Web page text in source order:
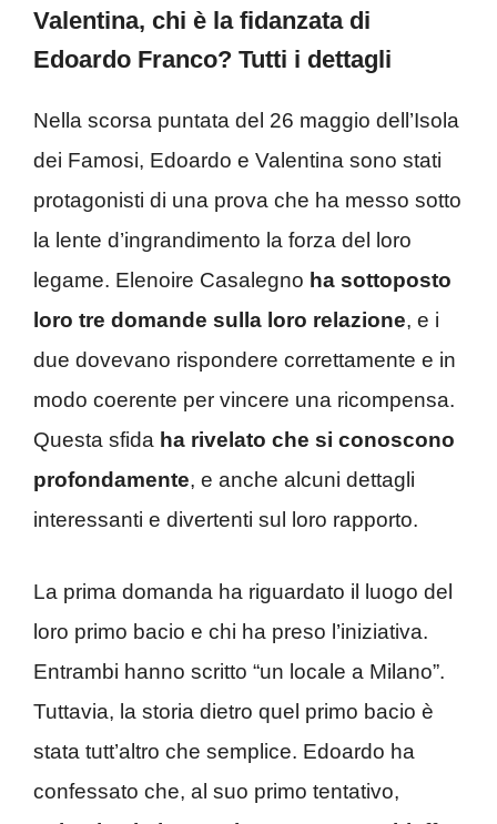
Valentina, chi è la fidanzata di
Edoardo Franco? Tutti i dettagli
Nella scorsa puntata del 26 maggio dell’Isola
dei Famosi, Edoardo e Valentina sono stati
protagonisti di una prova che ha messo sotto
la lente d’ingrandimento la forza del loro
legame. Elenoire Casalegno ha sottoposto
loro tre domande sulla loro relazione, e i
due dovevano rispondere correttamente e in
modo coerente per vincere una ricompensa.
Questa sfida ha rivelato che si conoscono
profondamente, e anche alcuni dettagli
interessanti e divertenti sul loro rapporto.
La prima domanda ha riguardato il luogo del
loro primo bacio e chi ha preso l’iniziativa.
Entrambi hanno scritto “un locale a Milano”.
Tuttavia, la storia dietro quel primo bacio è
stata tutt’altro che semplice. Edoardo ha
confessato che, al suo primo tentativo,